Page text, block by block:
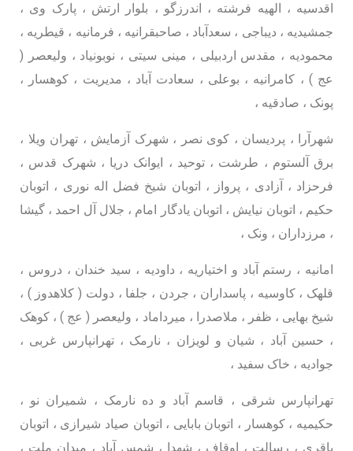
اقدسیه ، الهیه فرشته ، اندرزگو ، بلوار ارتش ، پارک وی ،
جمشیدیه ، دیباجی ، سعدآباد ، صاحبقرانیه ، فرمانیه ، قیطریه ،
محمودیه ، مقدس اردبیلی ، مینی سیتی ، نوبونیاد ، ولیعصر (
عج ) ، کامرانیه ، بوعلی ، سعادت آباد ، مدیریت ، کوهسار ،
پونک ، صادقیه ،
شهرآرا ، پردیسان ، کوی نصر ، شهرک آزمایش ، تهران ویلا ،
برق آلستوم ، طرشت ، توحید ، ایوانک دریا ، شهرک قدس ،
فرحزاد ، آزادی ، پرواز ، اتوبان شیخ فضل اله نوری ، اتوبان
حکیم ، اتوبان نیایش ، اتوبان یادگار امام ، جلال آل احمد ، گیشا
، مرزداران ، ونک ،
امانیه ، رستم آباد و اختیاریه ، داودیه ، سید خندان ، دروس ،
قلهک ، کاوسیه ، پاسداران ، جردن ، جلفا ، دولت ( کلاهدوز ) ،
شیخ بهایی ، ظفر ، ملاصدرا ، میرداماد ، ولیعصر ( عج ) ، کوهک
، حسین آباد ، شیان و لویزان ، نارمک ، تهرانپارس غربی ،
جوادیه ، خاک سفید ،
تهرانپارس شرقی ، قاسم آباد و ده نارمک ، شمیران نو ،
حکیمیه ، کوهسار ، اتوبان بابایی ، اتوبان صیاد شیرازی ، اتوبان
باقری ، رسالت ، اوقاف ، شهدا ، شمس آباد ، میدان ملت ،